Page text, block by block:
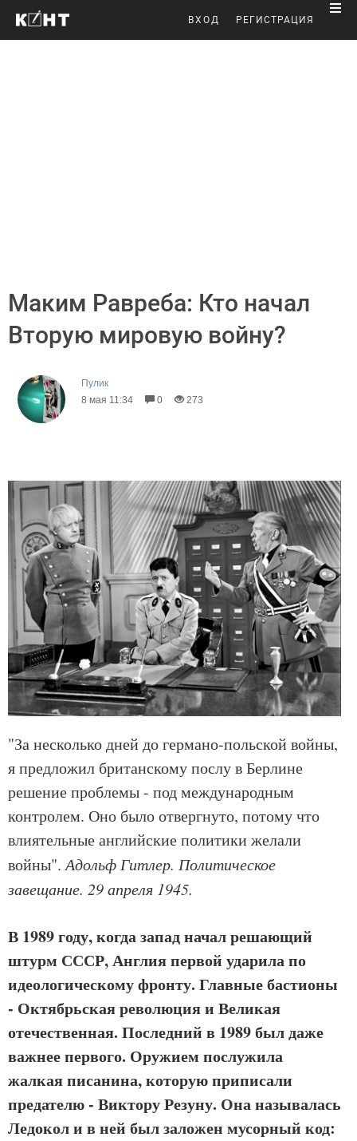
ВХОД РЕГИСТРАЦИЯ
Маким Равреба: Кто начал
Вторую мировую войну?
Пулик
8 мая 11:34
0 273
"За несколько дней до германо-польской войны,
я предложил британскому послу в Берлине
решение проблемы - под международным
контролем. Оно было отвергнуто, потому что
влиятельные английские политики желали
войны".Адольф Гитлер. Политическое
завещание. 29 апреля 1945.
В 1989 году, когда запад начал решающий
штурм СССР, Англия первой ударила по
идеологическому фронту. Главные бастионы
- Октябрьская революция и Великая
отечественная. Последний в 1989 был даже
важнее первого. Оружием послужила
жалкая писанина, которую приписали
предателю - Виктору Резуну. Она называлась
Ледокол и в ней был заложен мусорный код: